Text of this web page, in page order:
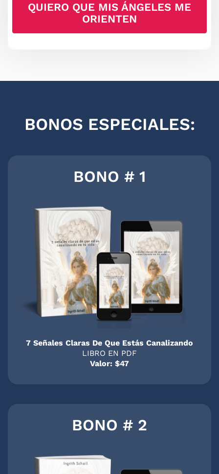
QUIERO QUE MIS ÁNGELES ME
ORIENTEN
BONOS ESPECIALES:
BONO # 1
7 Señales Claras De Que Estás Canalizando
LIBRO EN PDF
Valor: $47
BONO # 2